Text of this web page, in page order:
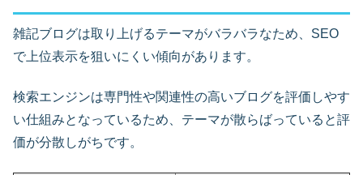
雑記ブログは取り上げるテーマがバラバラなため、SEO
で上位表示を狙いにくい傾向があります。
検索エンジンは専門性や関連性の高いブログを評価しやす
い仕組みとなっているため、テーマが散らばっていると評
価が分散しがちです。